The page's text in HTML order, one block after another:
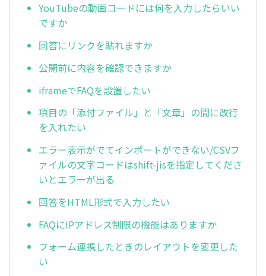
YouTubeの動画コードには何を入力したらいい
ですか
回答にリンクを貼れますか
公開前に内容を確認できますか
iframeでFAQを設置したい
項目の「添付ファイル」と「文章」の間に改行
を入れたい
エラー表示がでてインポートができない/CSVフ
ァイルの文字コードはshift-jisを指定してくださ
いとエラーが出る
回答をHTML形式で入力したい
FAQにIPアドレス制限の機能はありますか
フォーム連携したときのレイアウトを変更した
い